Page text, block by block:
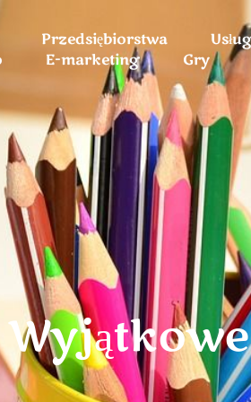
Przedsiębiorstwa
E-marketing Gry